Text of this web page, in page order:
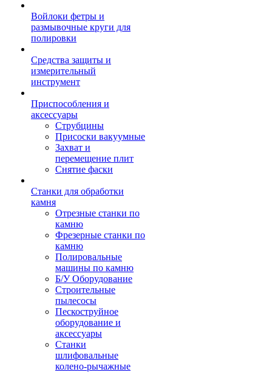
Войлоки фетры и
размывочные круги для
полировки
Средства защиты и
измерительный
инструмент
Приспособления и
аксессуары
Струбцины
Присоски вакуумные
Захват и
перемещение плит
Снятие фаски
Станки для обработки
камня
Отрезные станки по
камню
Фрезерные станки по
камню
Полировальные
машины по камню
Б/У Оборудование
Строительные
пылесосы
Пескоструйное
оборудование и
аксессуары
Станки
шлифовальные
колено-рычажные